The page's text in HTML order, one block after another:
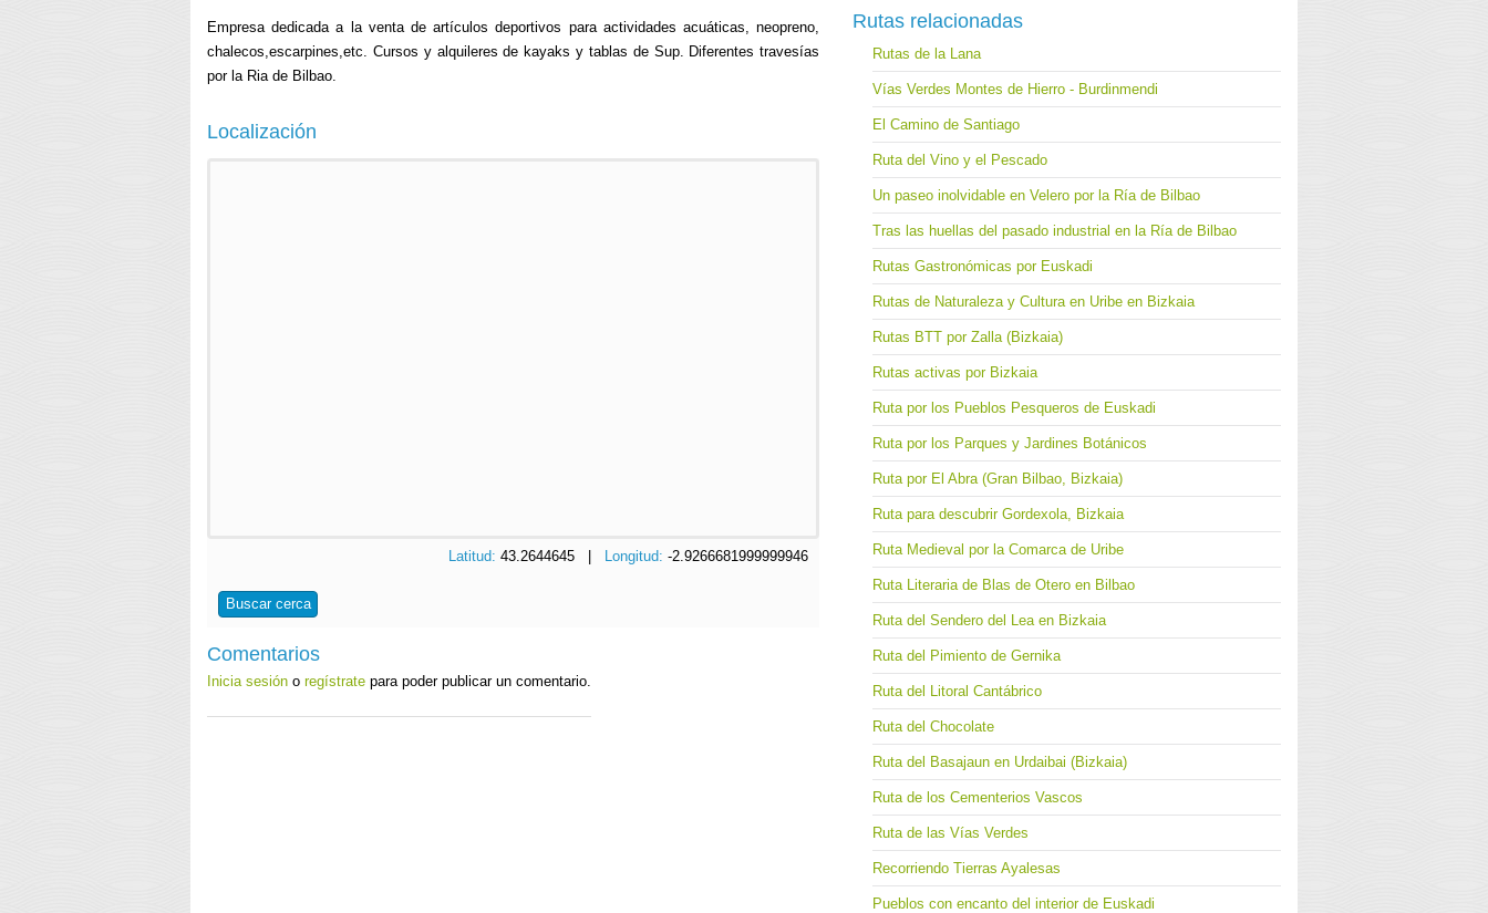
Empresa dedicada a la venta de artículos deportivos para actividades acuáticas, neopreno,
chalecos,escarpines,etc. Cursos y alquileres de kayaks y tablas de Sup. Diferentes travesías
por la Ria de Bilbao.
Localización
Latitud:43.2644645 | Longitud:-2.9266681999999946
Buscar cerca
Comentarios
Inicia sesión o regístrate para poder publicar un comentario.
Rutas relacionadas
Rutas de la Lana
Vías Verdes Montes de Hierro - Burdinmendi
El Camino de Santiago
Ruta del Vino y el Pescado
Un paseo inolvidable en Velero por la Ría de Bilbao
Tras las huellas del pasado industrial en la Ría de Bilbao
Rutas Gastronómicas por Euskadi
Rutas de Naturaleza y Cultura en Uribe en Bizkaia
Rutas BTT por Zalla (Bizkaia)
Rutas activas por Bizkaia
Ruta por los Pueblos Pesqueros de Euskadi
Ruta por los Parques y Jardines Botánicos
Ruta por El Abra (Gran Bilbao, Bizkaia)
Ruta para descubrir Gordexola, Bizkaia
Ruta Medieval por la Comarca de Uribe
Ruta Literaria de Blas de Otero en Bilbao
Ruta del Sendero del Lea en Bizkaia
Ruta del Pimiento de Gernika
Ruta del Litoral Cantábrico
Ruta del Chocolate
Ruta del Basajaun en Urdaibai (Bizkaia)
Ruta de los Cementerios Vascos
Ruta de las Vías Verdes
Recorriendo Tierras Ayalesas
Pueblos con encanto del interior de Euskadi